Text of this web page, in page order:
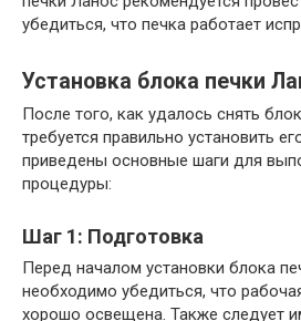
убедиться, что печка работает
Установка блока печки
После того, как удалось снять
требуется правильно установить
приведены основные шаги для
процедуры:
Шаг 1: Подготовка
Перед началом установки блока
необходимо убедиться, что
хорошо освещена. Также следует